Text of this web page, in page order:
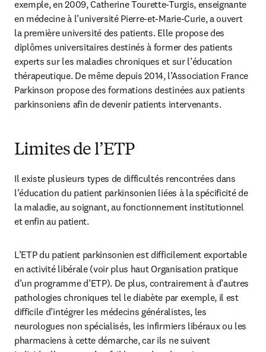
exemple, en 2009, Catherine Tourette-Turgis, enseignante
en médecine à l’université Pierre-et-Marie-Curie, a ouvert
la première université des patients. Elle propose des
diplômes universitaires destinés à former des patients
experts sur les maladies chroniques et sur l’éducation
thérapeutique. De même depuis 2014, l’Association France
Parkinson propose des formations destinées aux patients
parkinsoniens afin de devenir patients intervenants.
Limites de l’ETP
Il existe plusieurs types de difficultés rencontrées dans
l’éducation du patient parkinsonien liées à la spécificité de
la maladie, au soignant, au fonctionnement institutionnel
et enfin au patient.
L’ETP du patient parkinsonien est difficilement exportable
en activité libérale (voir plus haut Organisation pratique
d’un programme d’ETP). De plus, contrairement à d’autres
pathologies chroniques tel le diabète par exemple, il est
difficile d’intégrer les médecins généralistes, les
neurologues non spécialisés, les infirmiers libéraux ou les
pharmaciens à cette démarche, car ils ne suivent